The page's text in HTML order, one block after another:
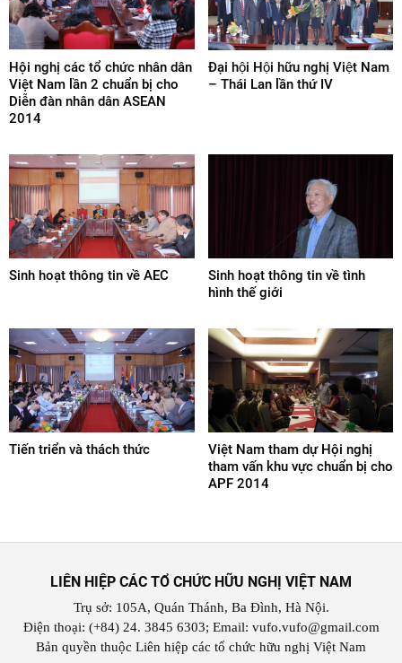
Hội nghị các tổ chức nhân dân
Việt Nam lần 2 chuẩn bị cho
Diễn đàn nhân dân ASEAN
2014
Đại hội Hội hữu nghị Việt Nam
– Thái Lan lần thứ IV
Sinh hoạt thông tin về AEC
Sinh hoạt thông tin về tình
hình thế giới
Tiến triển và thách thức
Việt Nam tham dự Hội nghị
tham vấn khu vực chuẩn bị cho
APF 2014
LIÊN HIỆP CÁC TỔ CHỨC HỮU NGHỊ VIỆT NAM
Trụ sở: 105A, Quán Thánh, Ba Đình, Hà Nội.
Điện thoại: (+84) 24. 3845 6303; Email: vufo.vufo@gmail.com
Bản quyền thuộc Liên hiệp các tổ chức hữu nghị Việt Nam